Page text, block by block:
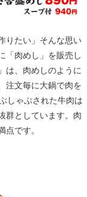
りたい」そんな思い
「肉めし」を販売し
は、肉めしのように
注文毎に大鍋で肉を
しゃぶされた牛肉は
群としています。肉
です。